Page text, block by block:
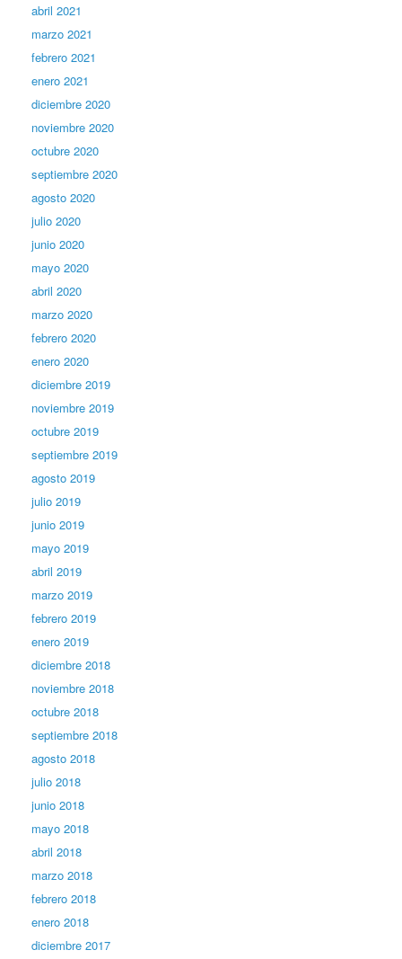
abril 2021
marzo 2021
febrero 2021
enero 2021
diciembre 2020
noviembre 2020
octubre 2020
septiembre 2020
agosto 2020
julio 2020
junio 2020
mayo 2020
abril 2020
marzo 2020
febrero 2020
enero 2020
diciembre 2019
noviembre 2019
octubre 2019
septiembre 2019
agosto 2019
julio 2019
junio 2019
mayo 2019
abril 2019
marzo 2019
febrero 2019
enero 2019
diciembre 2018
noviembre 2018
octubre 2018
septiembre 2018
agosto 2018
julio 2018
junio 2018
mayo 2018
abril 2018
marzo 2018
febrero 2018
enero 2018
diciembre 2017